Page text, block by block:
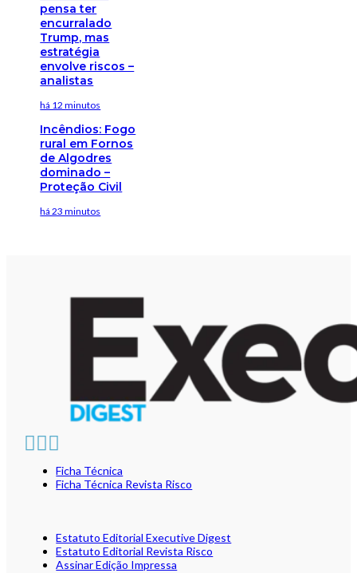
pensa ter
encurralado
Trump, mas
estratégia
envolve riscos –
analistas
há 12 minutos
Incêndios: Fogo
rural em Fornos
de Algodres
dominado –
Proteção Civil
há 23 minutos
Ficha Técnica
Ficha Técnica Revista Risco
Estatuto Editorial Executive Digest
Estatuto Editorial Revista Risco
Assinar Edição Impressa